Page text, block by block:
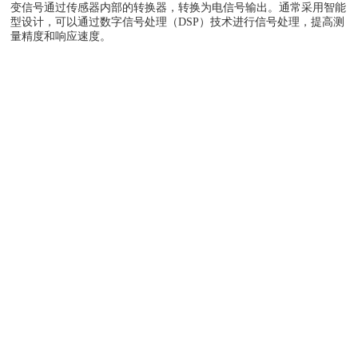
变信号通过传感器内部的转换器，转换为电信号输出。通常采用智能
型设计，可以通过数字信号处理（DSP）技术进行信号处理，提高测
量精度和响应速度。